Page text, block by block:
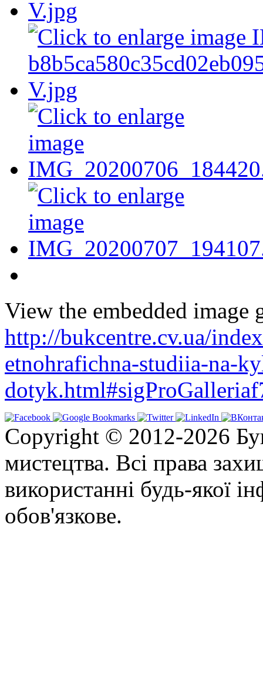
View the embedded image
http://bukcentre.cv.ua/
etnohrafichna-studiia-na-
Copyright © 2012-2026
мистецтва. Всі права
використанні будь-якої
обов'язкове.